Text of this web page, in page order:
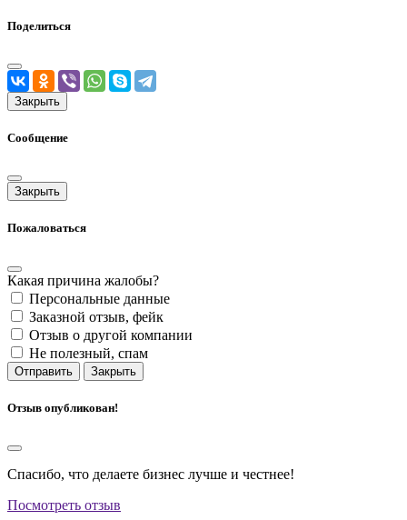
Поделиться
Закрыть
Сообщение
Закрыть
Пожаловаться
Какая причина жалобы?
Персональные данные
Заказной отзыв, фейк
Отзыв о другой компании
Не полезный, спам
Отправить Закрыть
Отзыв опубликован!
Спасибо, что делаете бизнес лучше и честнее!
Посмотреть отзыв